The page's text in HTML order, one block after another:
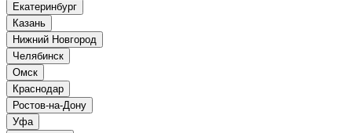
Екатеринбург
Казань
Нижний Новгород
Челябинск
Омск
Краснодар
Ростов-на-Дону
Уфа